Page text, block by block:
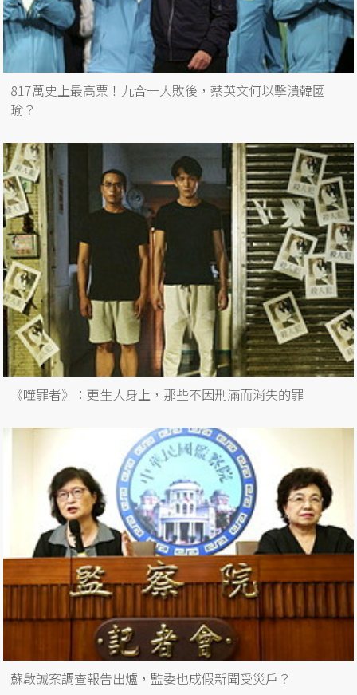
817萬史上最高票！九合一大敗後，蔡英文何以擊潰韓國
瑜？
《噬罪者》：更生人身上，那些不因刑滿而消失的罪
蘇啟誠案調查報告出爐，監委也成假新聞受災戶？